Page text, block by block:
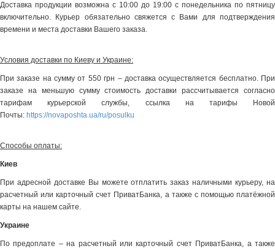
Доставка продукции возможна с 10:00 до 19:00 с понедельника по пятницу
включительно. Курьер обязательно свяжется с Вами для подтверждения
времени и места доставки Вашего заказа.
Условия доставки по Киеву и Украине:
При заказе на сумму от 550 грн – доставка осуществляется бесплатно. При
заказе на меньшую сумму стоимость доставки рассчитывается согласно
тарифам курьерской службы, ссылка на тарифы Новой
Почты: https://novaposhta.ua/ru/posulku
Способы оплаты:
Киев
При адресной доставке Вы можете отплатить заказ наличными курьеру, на
расчетный или карточный счет ПриватБанка, а также с помощью платёжной
карты на нашем сайте.
Украине
По предоплате – на расчетный или карточный счет ПриватБанка, а также